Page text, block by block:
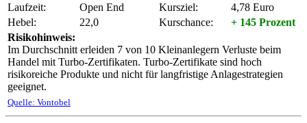
Laufzeit:
Open End Kursziel:
4,78 Euro
Hebel:
22,0 Kurschance:
+ 145 Prozent
Risikohinweis:
Im Durchschnitt erleiden 7 von 10 Kleinanlegern Verluste beim
Handel mit Turbo-Zertifikaten. Turbo-Zertifikate sind hoch
risikoreiche Produkte und nicht für langfristige Anlagestrategien
geeignet.
Quelle: Vontobel